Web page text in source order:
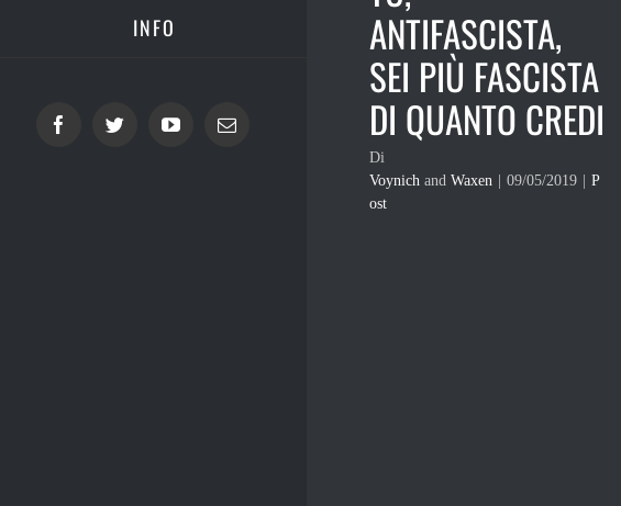
INFO
FacebookTwitterYouTubeEmail
ANTIFASCISTA,
SEI PIÙ FASCISTA
DI QUANTO CREDI
Di
Voynich and Waxen | 09/05/2019 | P
ost